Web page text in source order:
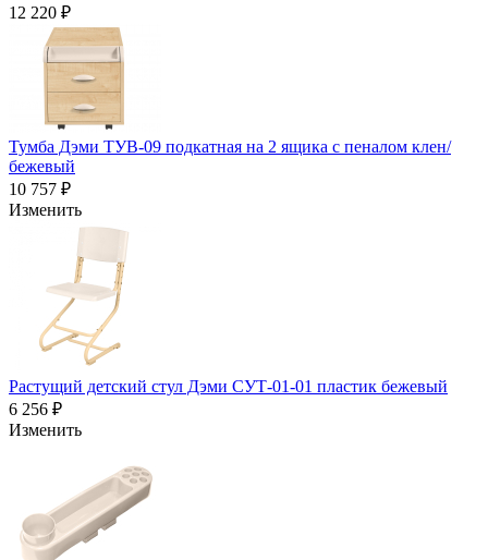
12 220 ₽
Тумба Дэми ТУВ-09 подкатная на 2 ящика с пеналом клен/
бежевый
10 757 ₽
Изменить
Растущий детский стул Дэми СУТ-01-01 пластик бежевый
6 256 ₽
Изменить